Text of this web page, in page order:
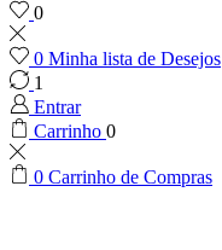
0
0 Minha lista de Desejos
1
Entrar
Carrinho 0
0 Carrinho de Compras